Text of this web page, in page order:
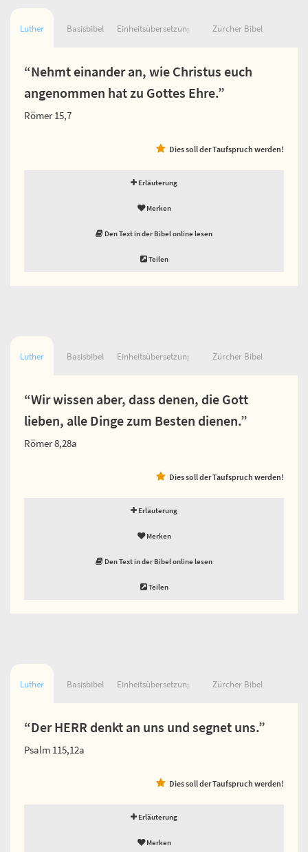
Luther Basisbibel Einheitsübersetzung Zürcher Bibel
“Nehmt einander an, wie Christus euch
angenommen hat zu Gottes Ehre.”
Römer 15,7
Dies soll der Taufspruch werden!
Erläuterung
Merken
Den Text in der Bibel online lesen
Teilen
Luther Basisbibel Einheitsübersetzung Zürcher Bibel
“Wir wissen aber, dass denen, die Gott
lieben, alle Dinge zum Besten dienen.”
Römer 8,28a
Dies soll der Taufspruch werden!
Erläuterung
Merken
Den Text in der Bibel online lesen
Teilen
Luther Basisbibel Einheitsübersetzung Zürcher Bibel
“Der HERR denkt an uns und segnet uns.”
Psalm 115,12a
Dies soll der Taufspruch werden!
Erläuterung
Merken